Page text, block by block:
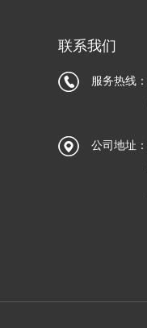
联系我们
服务热线：
公司地址：